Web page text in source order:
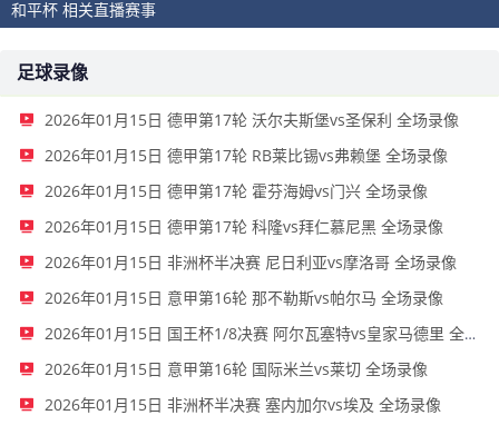
和平杯 相关直播赛事
足球录像
2026年01月15日 德甲第17轮 沃尔夫斯堡vs圣保利 全场录像
2026年01月15日 德甲第17轮 RB莱比锡vs弗赖堡 全场录像
2026年01月15日 德甲第17轮 霍芬海姆vs门兴 全场录像
2026年01月15日 德甲第17轮 科隆vs拜仁慕尼黑 全场录像
2026年01月15日 非洲杯半决赛 尼日利亚vs摩洛哥 全场录像
2026年01月15日 意甲第16轮 那不勒斯vs帕尔马 全场录像
2026年01月15日 国王杯1/8决赛 阿尔瓦塞特vs皇家马德里 全场录像
2026年01月15日 意甲第16轮 国际米兰vs莱切 全场录像
2026年01月15日 非洲杯半决赛 塞内加尔vs埃及 全场录像